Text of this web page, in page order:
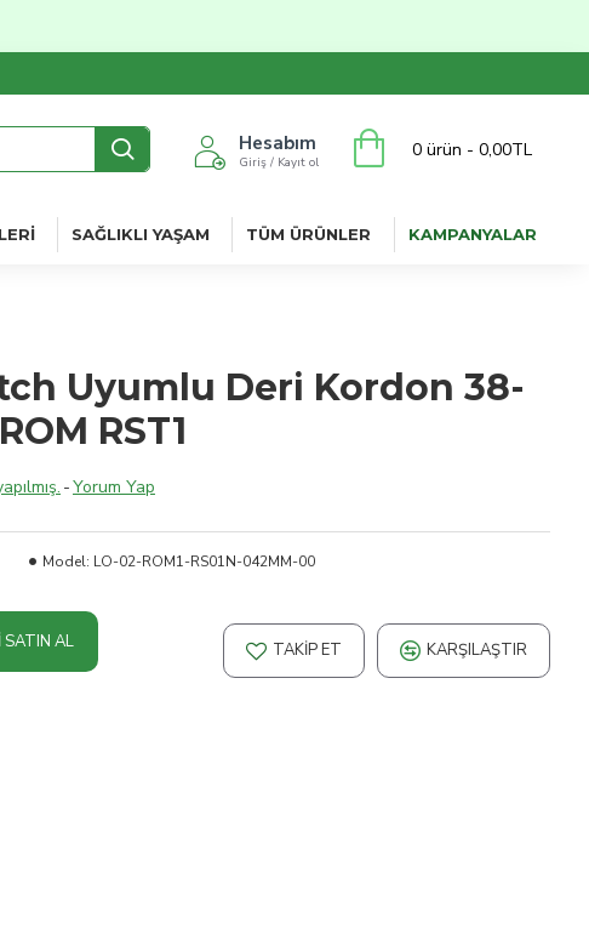
Hesabım
Giriş / Kayıt ol
0 ürün - 0,00TL
SAĞLIKLI YAŞAM TÜM ÜRÜNLER KAMPANYALAR
Uyumlu Deri Kordon 38-
RST1
-Yorum Yap
Model: LO-02-ROM1-RS01N-042MM-00
SATIN AL TAKIP ET KARŞILAŞTIR